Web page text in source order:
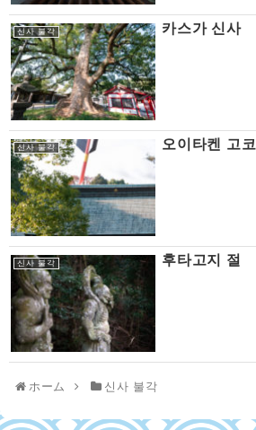
신사 불각 카스가 신사
신사 불각 오이타켄 고
신사 불각 후타고지 절
ホーム 신사 불각